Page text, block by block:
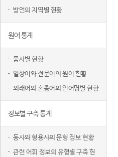
방언의 지역별 현황
원어 통계
품사별 현황
일상어와 전문어의 원어 현황
외래어와 혼종어의 언어명별 현황
정보별 구축 통계
동사와 형용사의 문형 정보 현황
관련 어휘 정보의 유형별 구축 현